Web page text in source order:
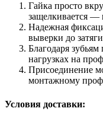
Гайка просто
защелкивается —
Надежная
выверки до
Благодаря
нагрузках на
Присоединение
монтажному
Условия доставки: